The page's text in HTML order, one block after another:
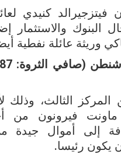
كنيدي
البنوك والاستثمار
وريثة عائلة نفطية
الثالث، وذلك
فيرونون من
إلى أموال جيدة
يكون رئيسا.